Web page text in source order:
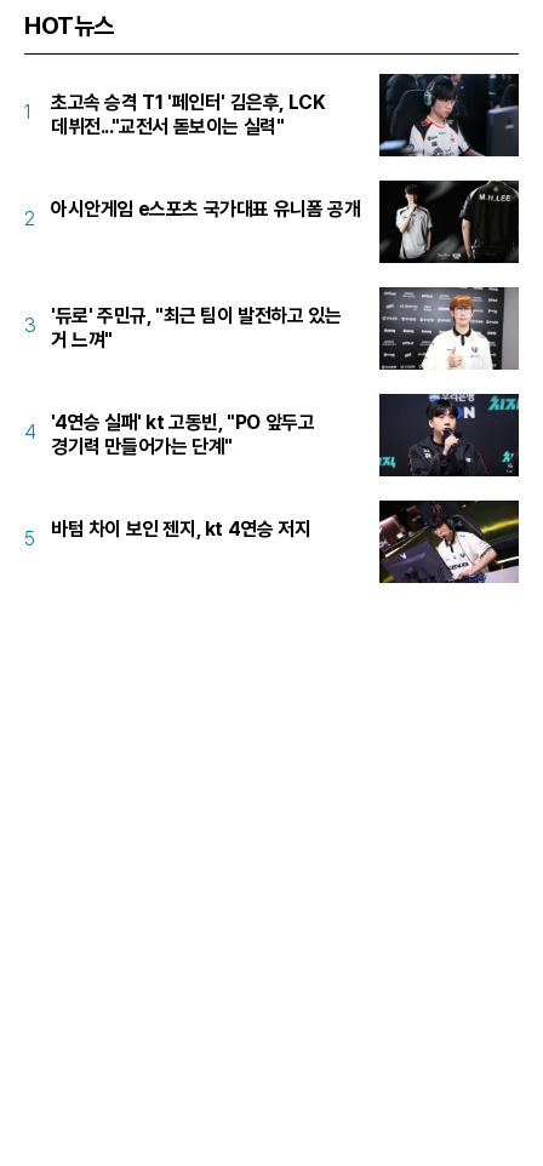
HOT뉴스
1
초고속 승격 T1 '페인터' 김은후, LCK
데뷔전..."교전서 돋보이는 실력"
2 아시안게임 e스포츠 국가대표 유니폼 공개
3
'듀로' 주민규, "최근 팀이 발전하고 있는
거 느껴"
4
'4연승 실패' kt 고동빈, "PO 앞두고
경기력 만들어가는 단계"
5 바텀 차이 보인 젠지, kt 4연승 저지